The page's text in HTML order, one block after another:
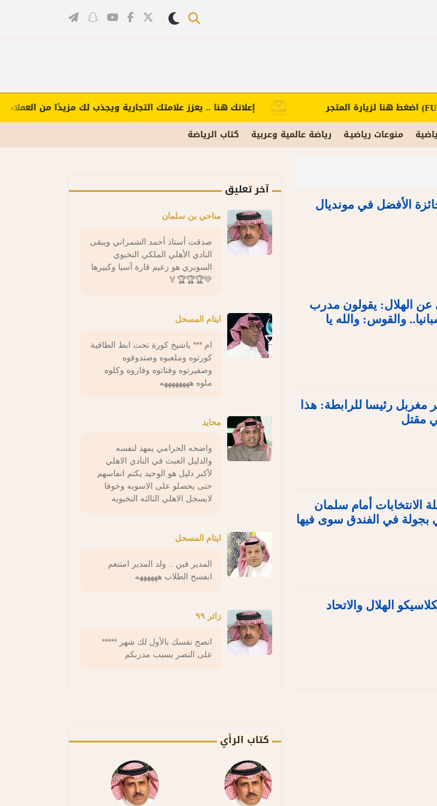
منوعات رياضيـة رياضة عالمية وعربية كتاب الرياضة
إعلانك هنا .. يعزز علامتك التجارية ويجذب لك مزيدًا من العملاء اضغط هنا لزيارة المتجر
الأفضل في مونديال
عن الهلال: يقولون مدرب
والقوس: والله يا
مغربل رئيسا للرابطة: هذا
مقتل
الانتخابات أمام سلمان
بجولة في الفندق سوى فيها
الهلال والاتحاد
آخر تعليق
مناحي بن سلمان
صدقت أستاذ أحمد الشمراني ويبقى
النادي الأهلي الملكي النخبوي
السوبري هو زعيم قارة آسيا وكبيرها
💚🏆🏆🏆🏅
ايتام المسحل
ام *** ياشيخ كورة تحت ابط الطاقية
كورتوه وملعبوه وصندوقوه
وصفيرتوه وقناتوه وفاروه وكلوه
ملوه ههههههههه
محايد
واضحه الحرامي يمهد لنفسه
والدليل العبث في النادي الاهلي
لأكبر دليل هو الوحيد يكتم انفاسهم
حتى يحصلو على الاسويه وخوفا
لايسجل الاهلي الثالثه النخبويه
ايتام المسحل
المدير فين .. ولد المدير امتنعم
ابفسح الطلاب ههههههه
زائر ٩٩
انصح نفسك بالأول لك شهر *****
على النصر بسبب مدربكم
كتاب الرأي